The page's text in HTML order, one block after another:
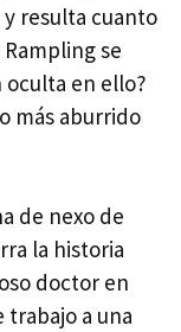
resulta cuanto
se
oculta en ello?
más aburrido
de nexo de
la historia
doctor en
a una